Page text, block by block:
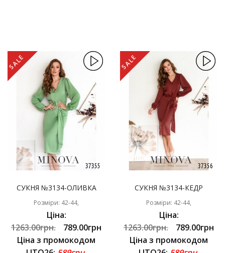
SALE
СУКНЯ №3134-ОЛИВКА
Розміри: 42-44,
Ціна:
1263.00грн.
789.00грн
Ціна з промокодом
SALE
СУКНЯ №3134-КЕДР
Розміри: 42-44,
Ціна:
1263.00грн.
789.00грн
Ціна з промокодом